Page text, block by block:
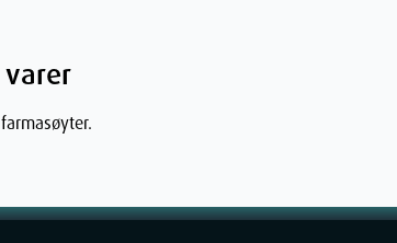
hud.
uten Parfyme For?